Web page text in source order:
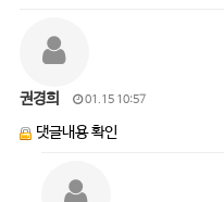
권경희 01.15 10:57
댓글내용 확인